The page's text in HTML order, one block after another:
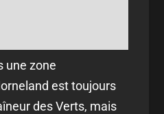
une zone
est toujours
des Verts, mais